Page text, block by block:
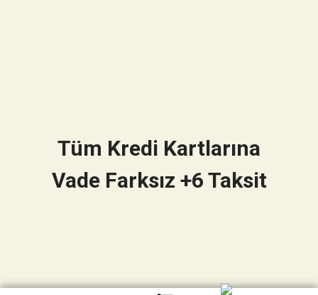
Tüm Kredi Kartlarına
Vade Farksız +6 Taksit